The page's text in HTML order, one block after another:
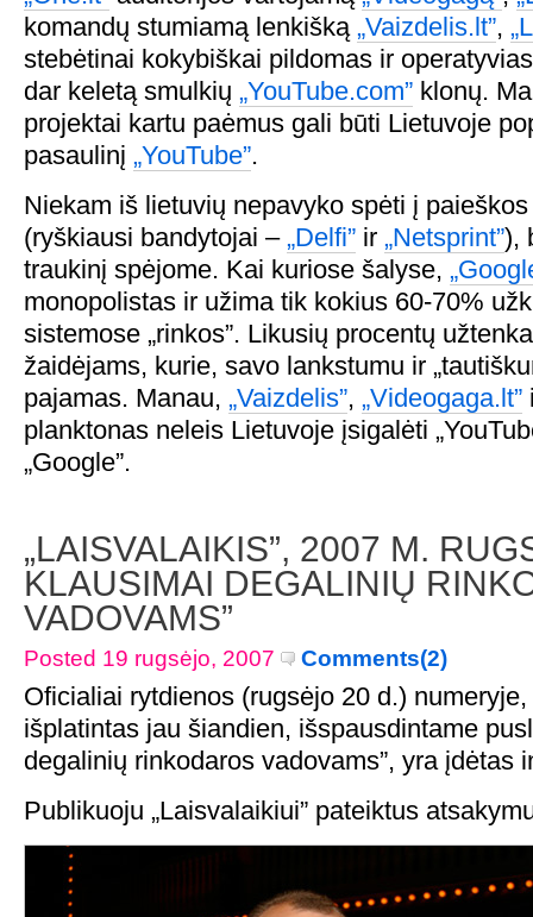
komandų stumiamą lenkišką „Vaizdelis.lt”,
stebėtinai kokybiškai pildomas ir
dar keletą smulkių „YouTube.com” klonų.
projektai kartu paėmus gali būti Lietuvoje
pasaulinį „YouTube”.
Niekam iš lietuvių nepavyko spėti į
(ryškiausi bandytojai – „Delfi” ir „Netsprint”),
traukinį spėjome. Kai kuriose šalyse,
monopolistas ir užima tik kokius 60-70%
sistemose „rinkos”. Likusių procentų
žaidėjams, kurie, savo lankstumu ir
pajamas. Manau, „Vaizdelis”, „Videogaga.lt”
planktonas neleis Lietuvoje įsigalėti
„Google”.
„LAISVALAIKIS”, 2007 M.
KLAUSIMAI DEGALINIŲ
VADOVAMS”
Posted 19 rugsėjo, 2007 Comments(2)
Oficialiai rytdienos (rugsėjo 20 d.)
išplatintas jau šiandien, išspausdintame
degalinių rinkodaros vadovams”, yra įdėtas
Publikuoju „Laisvalaikiui” pateiktus